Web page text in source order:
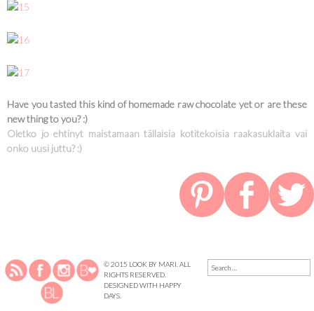
Have you tasted this kind of homemade raw chocolate yet or are these
new thing to you? :)
Oletko jo ehtinyt maistamaan tällaisia kotitekoisia raakasuklaita vai
onko uusi juttu? :)
© 2015 LOOK BY MARI. ALL
RIGHTS RESERVED.
DESIGNED WITH HAPPY
DAYS.
FOR: